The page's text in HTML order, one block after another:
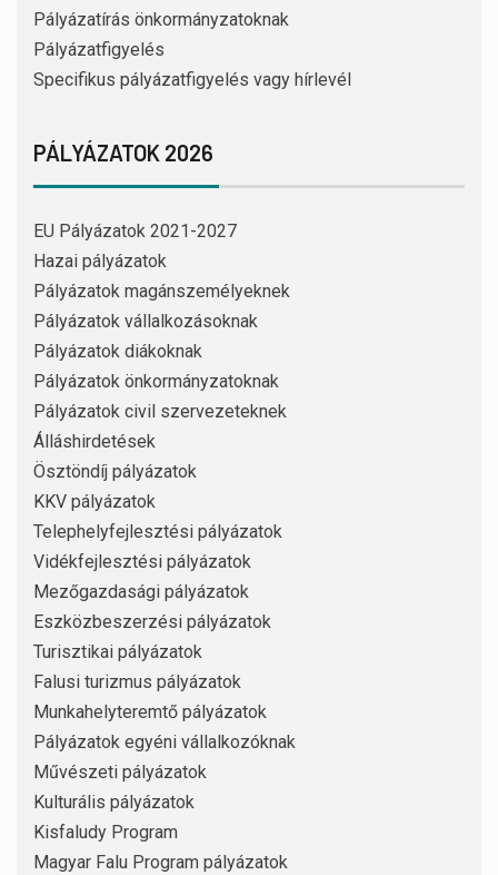
Pályázatírás önkormányzatoknak
Pályázatfigyelés
Specifikus pályázatfigyelés vagy hírlevél
PÁLYÁZATOK 2026
EU Pályázatok 2021-2027
Hazai pályázatok
Pályázatok magánszemélyeknek
Pályázatok vállalkozásoknak
Pályázatok diákoknak
Pályázatok önkormányzatoknak
Pályázatok civil szervezeteknek
Álláshirdetések
Ösztöndíj pályázatok
KKV pályázatok
Telephelyfejlesztési pályázatok
Vidékfejlesztési pályázatok
Mezőgazdasági pályázatok
Eszközbeszerzési pályázatok
Turisztikai pályázatok
Falusi turizmus pályázatok
Munkahelyteremtő pályázatok
Pályázatok egyéni vállalkozóknak
Művészeti pályázatok
Kulturális pályázatok
Kisfaludy Program
Magyar Falu Program pályázatok